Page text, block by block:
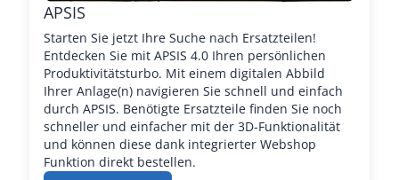
APSIS
Starten Sie jetzt Ihre Suche nach Ersatzteilen!
Entdecken Sie mit APSIS 4.0 Ihren persönlichen
Produktivitätsturbo. Mit einem digitalen Abbild
Ihrer Anlage(n) navigieren Sie schnell und einfach
durch APSIS. Benötigte Ersatzteile finden Sie noch
schneller und einfacher mit der 3D-Funktionalität
und können diese dank integrierter Webshop
Funktion direkt bestellen.